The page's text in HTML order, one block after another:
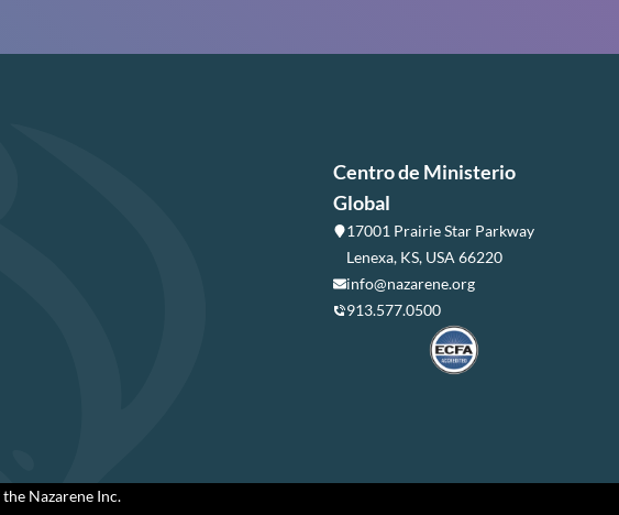
Centro de Ministerio
Global
17001 Prairie Star Parkway
Lenexa, KS, USA 66220
info@nazarene.org
913.577.0500
Nazarene Inc.